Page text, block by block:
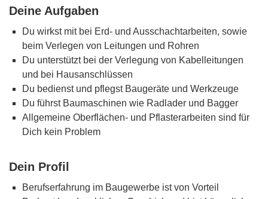
Deine Aufgaben
Du wirkst mit bei Erd- und Ausschachtarbeiten, sowie
beim Verlegen von Leitungen und Rohren
Du unterstützt bei der Verlegung von Kabelleitungen
und bei Hausanschlüssen
Du bedienst und pflegst Baugeräte und Werkzeuge
Du führst Baumaschinen wie Radlader und Bagger
Allgemeine Oberflächen- und Pflasterarbeiten sind für
Dich kein Problem
Dein Profil
Berufserfahrung im Baugewerbe ist von Vorteil